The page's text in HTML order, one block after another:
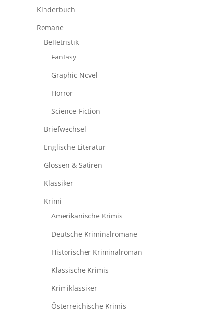
Kinderbuch
Romane
Belletristik
Fantasy
Graphic Novel
Horror
Science-Fiction
Briefwechsel
Englische Literatur
Glossen & Satiren
Klassiker
Krimi
Amerikanische Krimis
Deutsche Kriminalromane
Historischer Kriminalroman
Klassische Krimis
Krimiklassiker
Österreichische Krimis